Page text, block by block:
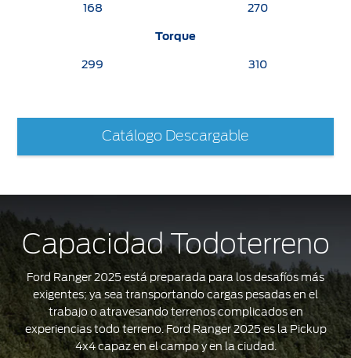
168 270
Torque
299 310
Catálogo Descargable
Capacidad Todoterreno
Ford Ranger 2025 está preparada para los desafíos más
exigentes; ya sea transportando cargas pesadas en el
trabajo o atravesando terrenos complicados en
experiencias todo terreno. Ford Ranger 2025 es la Pickup
4x4 capaz en el campo y en la ciudad.